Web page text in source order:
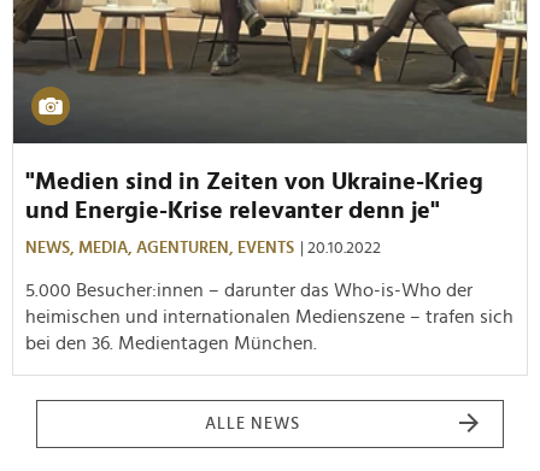
"Medien sind in Zeiten von Ukraine-Krieg
und Energie-Krise relevanter denn je"
NEWS, MEDIA, AGENTUREN, EVENTS | 20.10.2022
5.000 Besucher:innen – darunter das Who-is-Who der
heimischen und internationalen Medienszene – trafen sich
bei den 36. Medientagen München.
ALLE NEWS